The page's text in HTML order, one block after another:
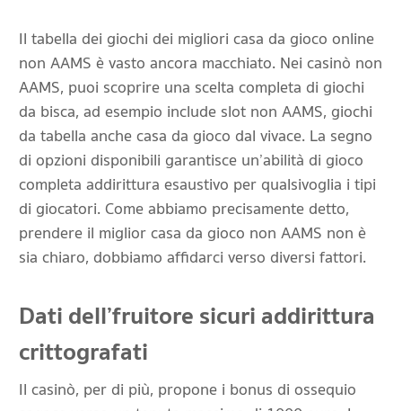
Il tabella dei giochi dei migliori casa da gioco online
non AAMS è vasto ancora macchiato. Nei casinò non
AAMS, puoi scoprire una scelta completa di giochi
da bisca, ad esempio include slot non AAMS, giochi
da tabella anche casa da gioco dal vivace. La segno
di opzioni disponibili garantisce un’abilità di gioco
completa addirittura esaustivo per qualsivoglia i tipi
di giocatori. Come abbiamo precisamente detto,
prendere il miglior casa da gioco non AAMS non è
sia chiaro, dobbiamo affidarci verso diversi fattori.
Dati dell’fruitore sicuri addirittura
crittografati
Il casinò, per di più, propone i bonus di ossequio